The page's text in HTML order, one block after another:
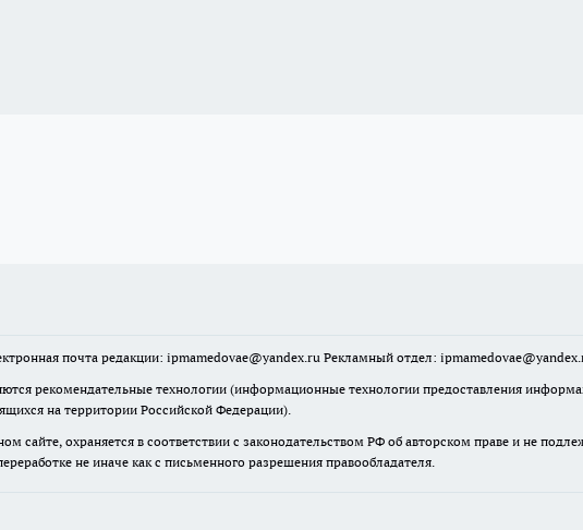
почта редакции: ipmamedovae@yandex.ru Рекламный отдел:
рекомендательные технологии (информационные технологии предоставления
на территории Российской Федерации).
сайте, охраняется в соответствии с законодательством РФ об авторском праве и не
не иначе как с письменного разрешения правообладателя.